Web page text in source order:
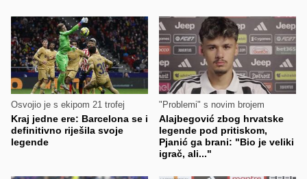
Osvojio je s ekipom 21 trofej
Kraj jedne ere: Barcelona se i
definitivno riješila svoje
legende
"Problemi" s novim brojem
Alajbegović zbog hrvatske
legende pod pritiskom,
Pjanić ga brani: "Bio je veliki
igrač, ali..."